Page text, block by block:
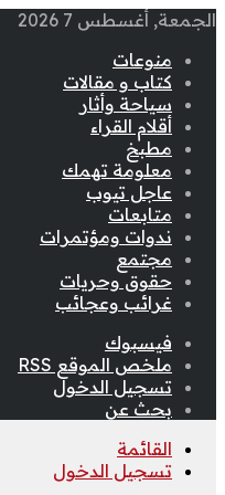
الجمعة, أغسطس 7 2026
منوعات
كتاب و مقالات
سياحة وأثار
أقلام القراء
مطبخ
معلومة تهمك
عاجل تيوب
متابعات
ندوات ومؤتمرات
مجتمع
حقوق وحريات
غرائب وعجائب
فيسبوك
ملخص الموقع RSS
تسجيل الدخول
بحث عن
القائمة
تسجيل الدخول